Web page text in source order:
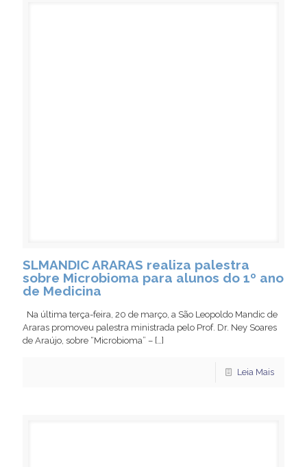
SLMANDIC ARARAS realiza palestra
sobre Microbioma para alunos do 1º ano
de Medicina
Na última terça-feira, 20 de março, a São Leopoldo Mandic de
Araras promoveu palestra ministrada pelo Prof. Dr. Ney Soares
de Araújo, sobre “Microbioma” – […]
Leia Mais